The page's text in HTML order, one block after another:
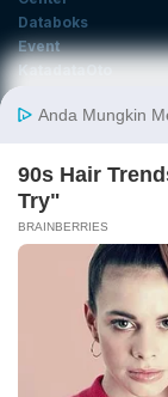
Databoks
Event
KatadataOto
Email
Tentang Katadata
©2026